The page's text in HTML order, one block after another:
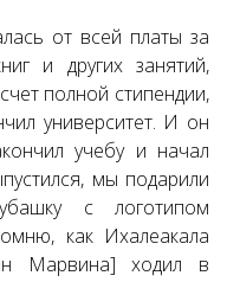
от всей платы за
и других занятий,
полной стипендии,
университет. И он
учебу и начал
мы подарили
с логотипом
как Ихалеакала
Марвина] ходил в